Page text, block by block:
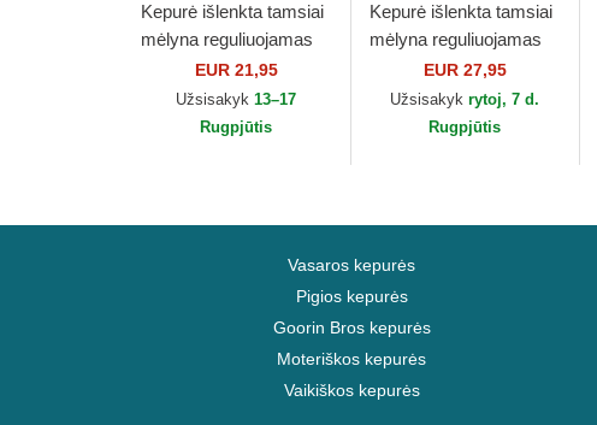
Kepurė išlenkta tamsiai
mėlyna reguliuojamas
vaikams 9FORTY The
League New England
Patriots NFL...
EUR 21,95
Užsisakyk13–17
Rugpjūtis
Kepurė išlenkta tamsiai
mėlyna reguliuojamas
9FORTY The League
New England Patriots
NFL New Era
EUR 27,95
Užsisakykrytoj, 7 d.
Rugpjūtis
Vasaros kepurės
Pigios kepurės
Goorin Bros kepurės
Moteriškos kepurės
Vaikiškos kepurės